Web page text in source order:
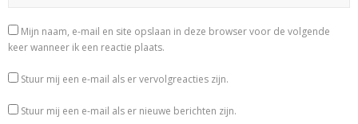
Mijn naam, e-mail en site opslaan in deze browser voor de volgende
keer wanneer ik een reactie plaats.
Stuur mij een e-mail als er vervolgreacties zijn.
Stuur mij een e-mail als er nieuwe berichten zijn.